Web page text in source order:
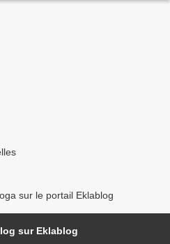
sur le portail Eklablog
sur Eklablog